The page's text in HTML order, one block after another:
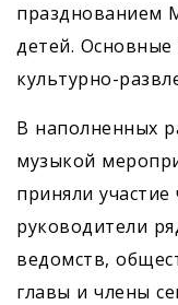
празднованием
детей.
культурно-
В наполненных
музыкой
приняли
руководители
ведомств,
главы и члены